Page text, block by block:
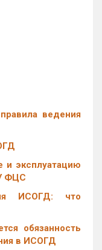
ведения
и эксплуатацию
ФЦС
ИСОГД: что
обязанность
в ИСОГД